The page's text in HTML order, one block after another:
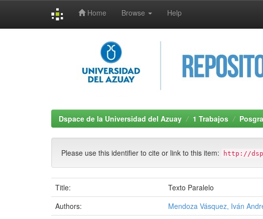
Home Browse Help
Dspace de la Universidad del Azuay 1 Trabajos
Please use this identifier to cite or link to this item: http://
Title:
Texto Paralelo
Authors:
Mendoza Vásquez, Iván